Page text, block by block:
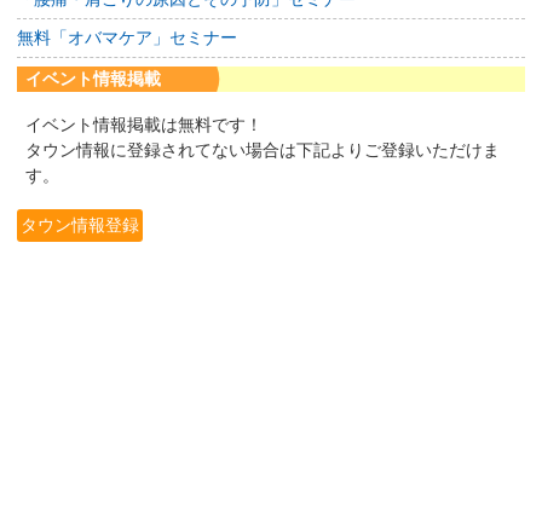
無料「オバマケア」セミナー
イベント情報掲載
イベント情報掲載は無料です！
タウン情報に登録されてない場合は下記よりご登録いただけま
す。
タウン情報登録